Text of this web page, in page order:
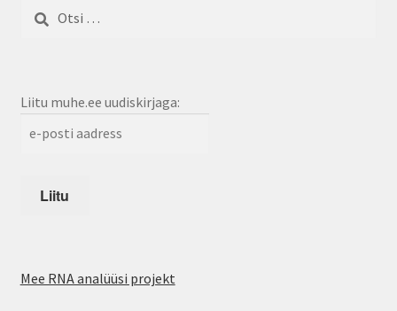
Liitu muhe.ee uudiskirjaga:
Mee RNA analüüsi projekt